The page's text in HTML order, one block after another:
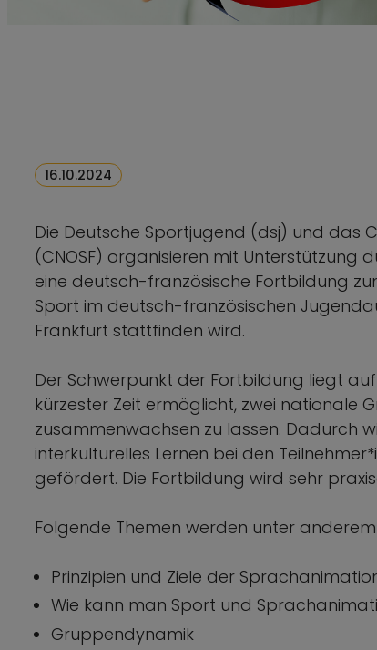
16.10.2024
Die Deutsche Sportjugend (dsj) und das
(CNOSF) organisieren mit Unterstützung
eine deutsch-französische Fortbildung
Sport im deutsch-französischen
Frankfurt stattfinden wird.
Der Schwerpunkt der Fortbildung liegt
kürzester Zeit ermöglicht, zwei nationale
zusammenwachsen zu lassen. Dadurch
interkulturelles Lernen bei den
gefördert. Die Fortbildung wird sehr
Folgende Themen werden unter
Prinzipien und Ziele der
Wie kann man Sport und
Gruppendynamik